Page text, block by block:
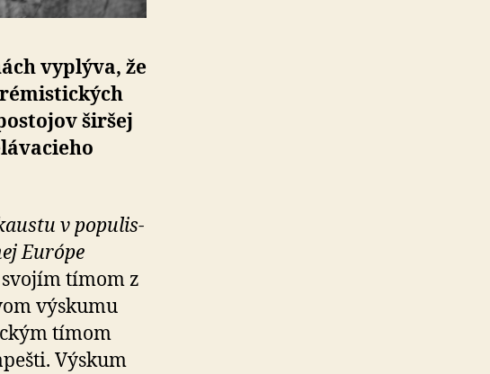
vyplýva, že
širšej
v po­pu­lis­
Európe
tímom z
výskumu
tímom
Výskum